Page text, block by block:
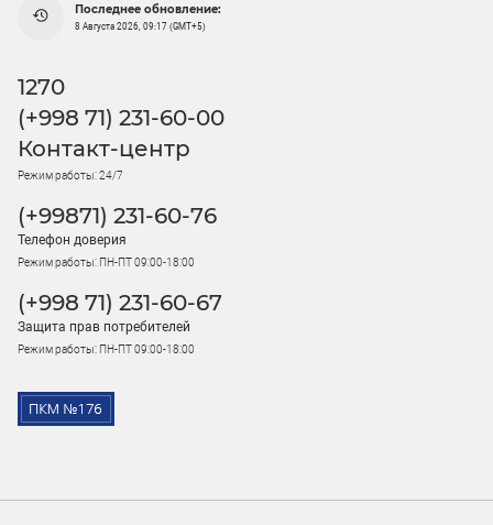
Последнее обновление:
8 Августа 2026, 09:17 (GMT+5)
1270
(+998 71) 231-60-00
Контакт-центр
Режим работы: 24/7
(+99871) 231-60-76
Телефон доверия
Режим работы: ПН-ПТ 09:00-18:00
(+998 71) 231-60-67
Защита прав потребителей
Режим работы: ПН-ПТ 09:00-18:00